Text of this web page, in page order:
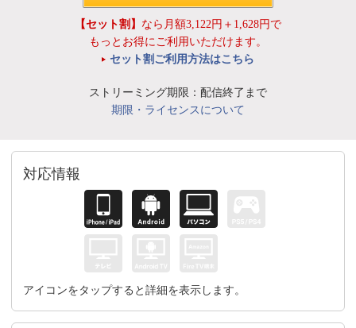
【セット割】 なら月額3,122円＋1,628円で
もっとお得にご利用いただけます。
セット割ご利用方法はこちら
ストリーミング期限：配信終了まで
期限・ライセンスについて
対応情報
アイコンをタップすると詳細を表示します。